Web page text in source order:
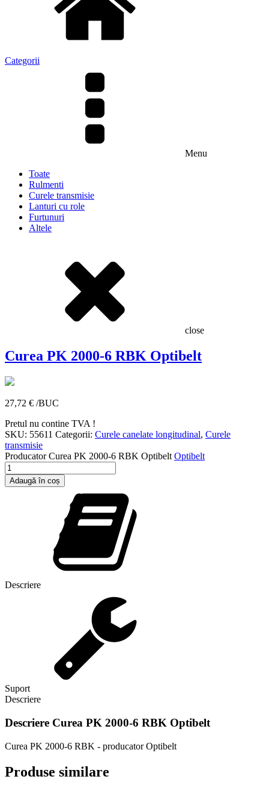
Categorii
Menu
Toate
Rulmenti
Curele transmisie
Lanturi cu role
Furtunuri
Altele
close
Curea PK 2000-6 RBK Optibelt
27,72 € /BUC
Pretul nu contine TVA !
SKU: 55611 Categorii: Curele canelate longitudinal, Curele
transmisie
ProducatorCurea PK 2000-6 RBK Optibelt Optibelt
Cantitate
Curea
PK
Adaugă în coș
Descriere
Suport
Descriere
Descriere Curea PK 2000-6 RBK Optibelt
Curea PK 2000-6 RBK - producator Optibelt
Produse similare